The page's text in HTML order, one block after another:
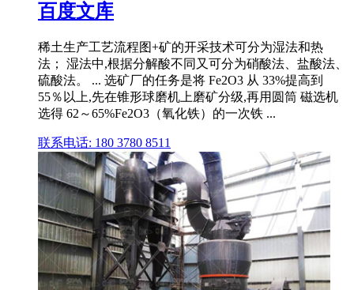
百度文库
稀土生产工艺流程图+矿的开采技术可分为湿法和热
法； 湿法中,根据分解酸不同又可分为硝酸法、盐酸法、
硫酸法。 ... 选矿厂的任务是将 Fe2O3 从 33%提高到
55％以上,先在锥形球磨机上磨矿分级,再用圆筒 磁选机
选得 62～65%Fe2O3（氧化铁）的一次铁 ...
联系电话: 180 3780 8511